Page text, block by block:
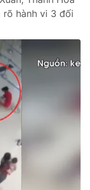
hành vi 3 đối